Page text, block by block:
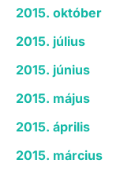
2015. október
2015. július
2015. június
2015. május
2015. április
2015. március